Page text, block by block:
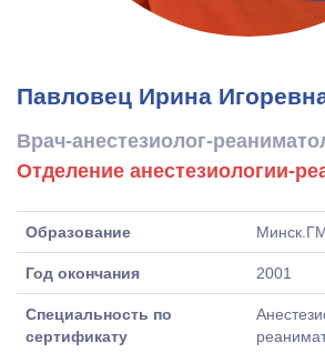
Павловец Ирина
Врач-анестезиолог-
Отделение анестезиологии-
Образование
Год окончания 2001
Специальность по
сертификату